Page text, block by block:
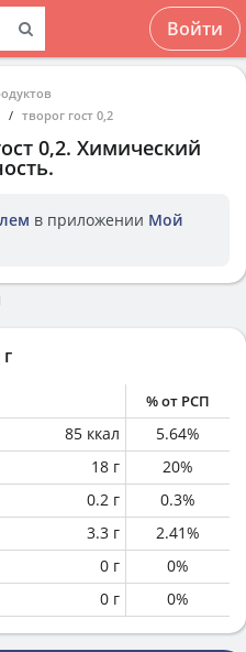
Войти
творог гост 0,2
0,2. Химический
в приложении Мой
г
% от РСП
85 ккал 5.64%
18 г 20%
0.2 г 0.3%
3.3 г 2.41%
0 г 0%
0 г 0%